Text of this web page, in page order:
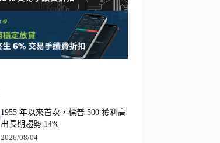
1955 年以來首次，標普 500 獲利高
出長期趨勢 14%
2026/08/04